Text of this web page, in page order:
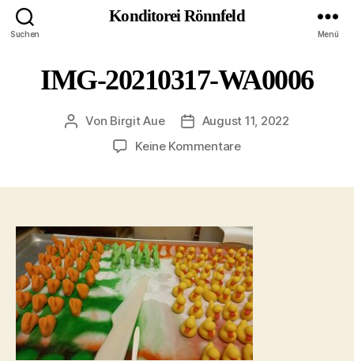
Suchen
Konditorei Rönnfeld
Menü
IMG-20210317-WA0006
Beitragsautor
Von Birgit Aue Veröffentlichungsdatum
August 11, 2022
Keine Kommentarezu